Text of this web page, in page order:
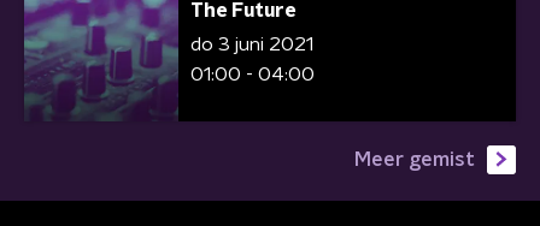
The Future
do 3 juni 2021
01:00 - 04:00
Meer gemist